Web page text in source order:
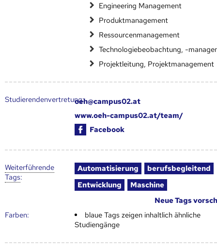
Engineering Management
Produktmanagement
Ressourcenmanagement
Technologiebeobachtung, -
Projektleitung, Projektmanagement
Studierendenvertretung:oeh@campus02.at
www.oeh-campus02.at/team/
Facebook
Weiter­führende
Tags:
Automatisierung
berufsbegleitend
Entwicklung
Maschine
Neue Tags
Farben:
blaue Tags zeigen inhaltlich ähnliche
Studiengänge